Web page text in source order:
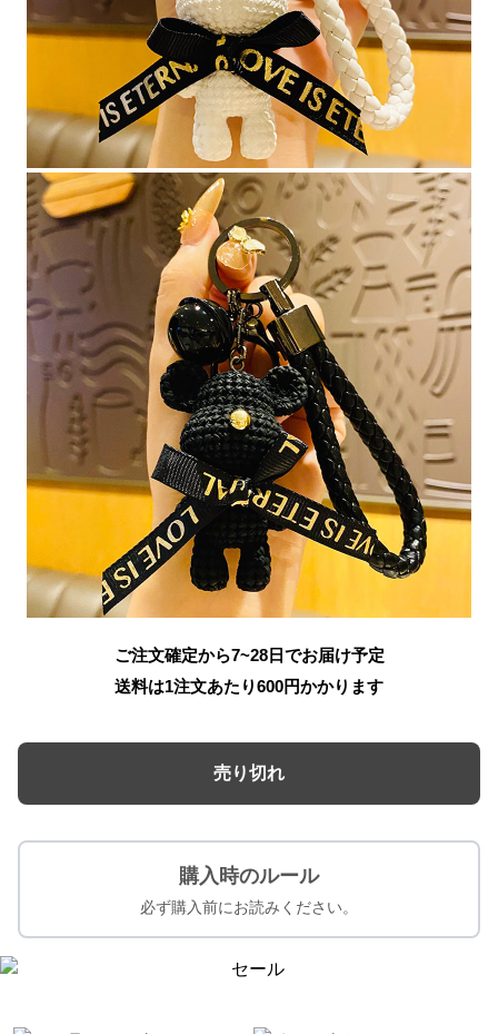
ご注文確定から7~28日でお届け予定
送料は1注文あたり600円かかります
売り切れ
購入時のルール
必ず購入前にお読みください。